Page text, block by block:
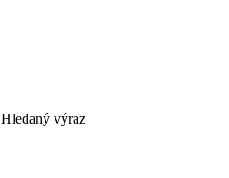
Hledaný výraz